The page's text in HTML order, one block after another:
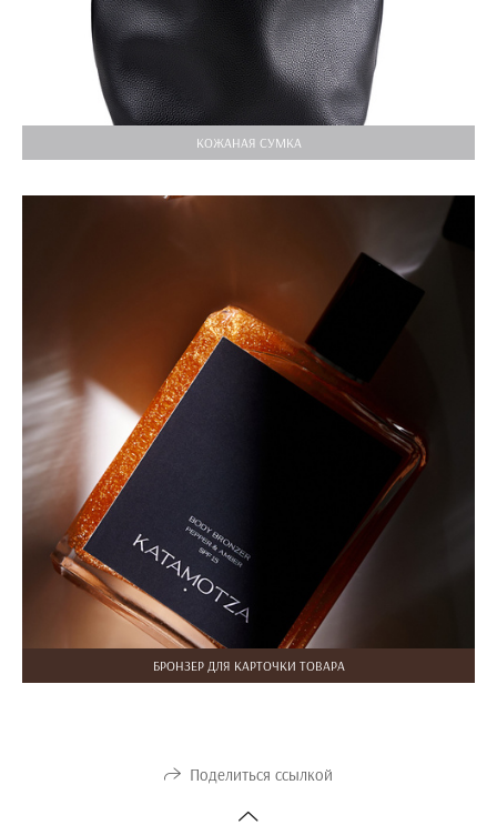
КОЖАНАЯ СУМКА
БРОНЗЕР ДЛЯ КАРТОЧКИ ТОВАРА
Поделиться ссылкой